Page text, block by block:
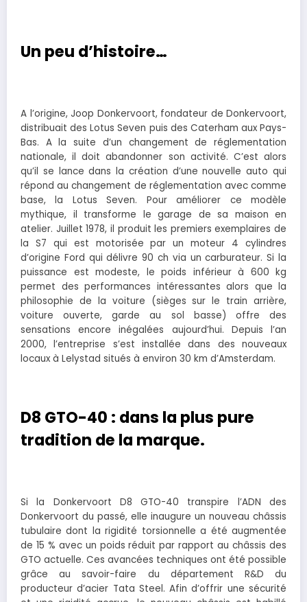
Un peu d’histoire…
A l’origine, Joop Donkervoort, fondateur de Donkervoort,
distribuait des Lotus Seven puis des Caterham aux Pays-
Bas. A la suite d’un changement de réglementation
nationale, il doit abandonner son activité. C’est alors
qu’il se lance dans la création d’une nouvelle auto qui
répond au changement de réglementation avec comme
base, la Lotus Seven. Pour améliorer ce modèle
mythique, il transforme le garage de sa maison en
atelier. Juillet 1978, il produit les premiers exemplaires de
la S7 qui est motorisée par un moteur 4 cylindres
d’origine Ford qui délivre 90 ch via un carburateur. Si la
puissance est modeste, le poids inférieur à 600 kg
permet des performances intéressantes alors que la
philosophie de la voiture (sièges sur le train arrière,
voiture ouverte, garde au sol basse) offre des
sensations encore inégalées aujourd’hui. Depuis l’an
2000, l’entreprise s’est installée dans des nouveaux
locaux à Lelystad situés à environ 30 km d’Amsterdam.
D8 GTO-40 : dans la plus pure
tradition de la marque.
Si la Donkervoort D8 GTO-40 transpire l’ADN des
Donkervoort du passé, elle inaugure un nouveau châssis
tubulaire dont la rigidité torsionnelle a été augmentée
de 15 % avec un poids réduit par rapport au châssis des
GTO actuelle. Ces avancées techniques ont été possible
grâce au savoir-faire du département R&D du
producteur d’acier Tata Steel. Afin d’offrir une sécurité